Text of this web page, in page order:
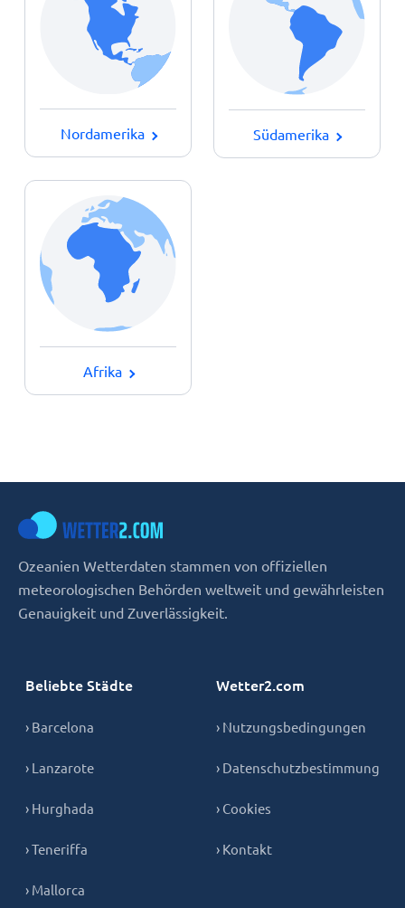
Nordamerika Südamerika
Afrika
Ozeanien Wetterdaten stammen von offiziellen
meteorologischen Behörden weltweit und gewährleisten
Genauigkeit und Zuverlässigkeit.
Beliebte Städte
› Barcelona
› Lanzarote
› Hurghada
› Teneriffa
› Mallorca
Wetter2.com
› Nutzungsbedingungen
› Datenschutzbestimmung
› Cookies
› Kontakt